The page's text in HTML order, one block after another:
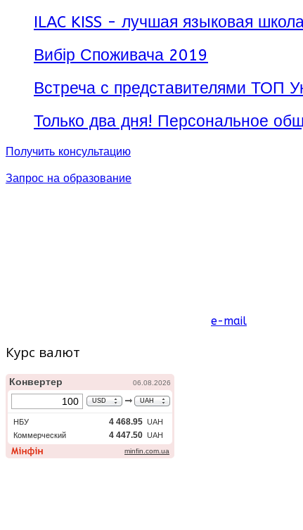
Даты:
Длительность:
ILAC KISS - лучшая языковая
Вибір Споживача 2019
Встреча с представителями ТОП
Только два дня! Персональное
Получить консультацию
Запрос на образование
e-mail
Курс валют